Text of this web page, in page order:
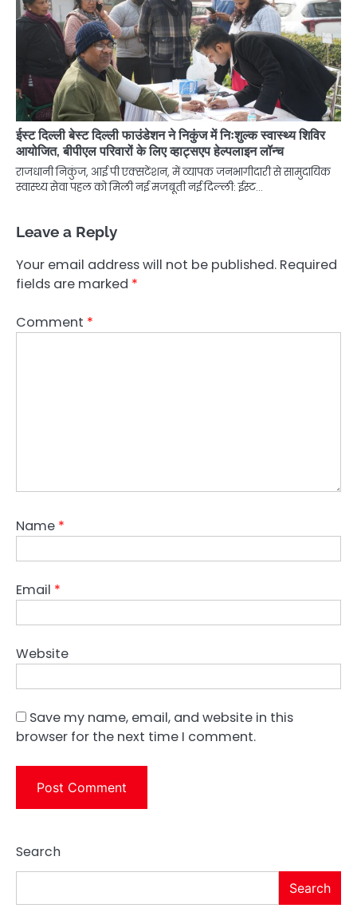
ईस्ट दिल्ली बेस्ट दिल्ली फाउंडेशन ने निकुंज में निःशुल्क स्वास्थ्य शिविर
आयोजित, बीपीएल परिवारों के लिए व्हाट्सएप हेल्पलाइन लॉन्च
राजधानी निकुंज, आई पी एक्सटेंशन, में व्यापक जनभागीदारी से सामुदायिक
स्वास्थ्य सेवा पहल को मिली नई मजबूती नई दिल्ली: ईस्ट…
Leave a Reply
Your email address will not be published. Required
fields are marked *
Comment *
Name *
Email *
Website
Save my name, email, and website in this
browser for the next time I comment.
Search
Search